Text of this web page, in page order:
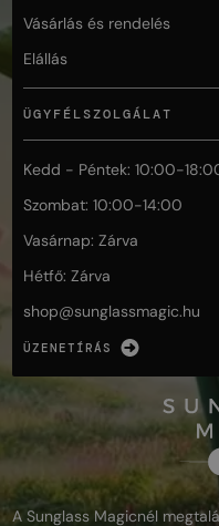
Vásárlás és rendelés
Elállás
ÜGYFÉLSZOLGÁLAT
Kedd - Péntek: 10:00-
Szombat: 10:00-14:00
Vasárnap: Zárva
Hétfő: Zárva
shop@sunglassmagic.hu
ÜZENETÍRÁS
A Sunglass Magicnél